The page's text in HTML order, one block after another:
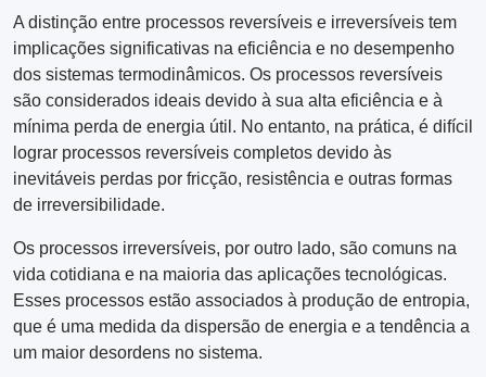
A distinção entre processos reversíveis e irreversíveis tem
implicações significativas na eficiência e no desempenho
dos sistemas termodinâmicos. Os processos reversíveis
são considerados ideais devido à sua alta eficiência e à
mínima perda de energia útil. No entanto, na prática, é difícil
lograr processos reversíveis completos devido às
inevitáveis ​​perdas por fricção, resistência e outras formas
de irreversibilidade.
Os processos irreversíveis, por outro lado, são comuns na
vida cotidiana e na maioria das aplicações tecnológicas.
Esses processos estão associados à produção de entropia,
que é uma medida da dispersão de energia e a tendência a
um maior desordens no sistema.